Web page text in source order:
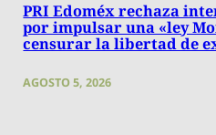
PRI Edoméx rechaza
por impulsar una «ley
censurar la libertad de
AGOSTO 5, 2026